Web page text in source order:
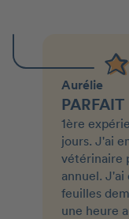
Aurélie
PARFAIT
1ère
jours. J'ai
vétérinaire
annuel. J'ai
feuilles
une heure